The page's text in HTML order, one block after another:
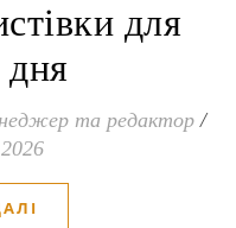
для
дня
та редактор /